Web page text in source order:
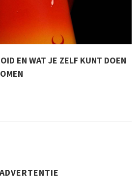
EN WAT JE ZELF KUNT DOEN